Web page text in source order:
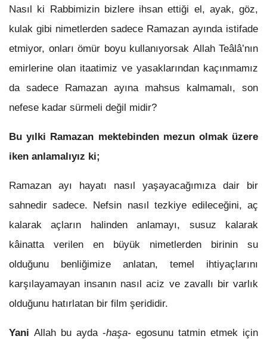
Nasıl ki Rabbimizin bizlere ihsan ettiği el, ayak, göz,
kulak gibi nimetlerden sadece Ramazan ayında istifade
etmiyor, onları ömür boyu kullanıyorsak Allah Teâlâ’nın
emirlerine olan itaatimiz ve yasaklarından kaçınmamız
da sadece Ramazan ayına mahsus kalmamalı, son
nefese kadar sürmeli değil midir?
Bu yılki Ramazan mektebinden mezun olmak üzere
iken anlamalıyız ki;
Ramazan ayı hayatı nasıl yaşayacağımıza dair bir
sahnedir sadece. Nefsin nasıl tezkiye edileceğini, aç
kalarak açların halinden anlamayı, susuz kalarak
kâinatta verilen en büyük nimetlerden birinin su
olduğunu benliğimize anlatan, temel ihtiyaçlarını
karşılayamayan insanın nasıl aciz ve zavallı bir varlık
olduğunu hatırlatan bir film şerididir.
Yani Allah bu ayda -haşa- egosunu tatmin etmek için